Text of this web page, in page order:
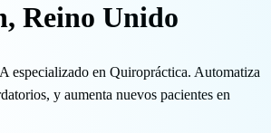
Reino Unido
especializado en Quiropráctica. Automatiza
y aumenta nuevos pacientes en